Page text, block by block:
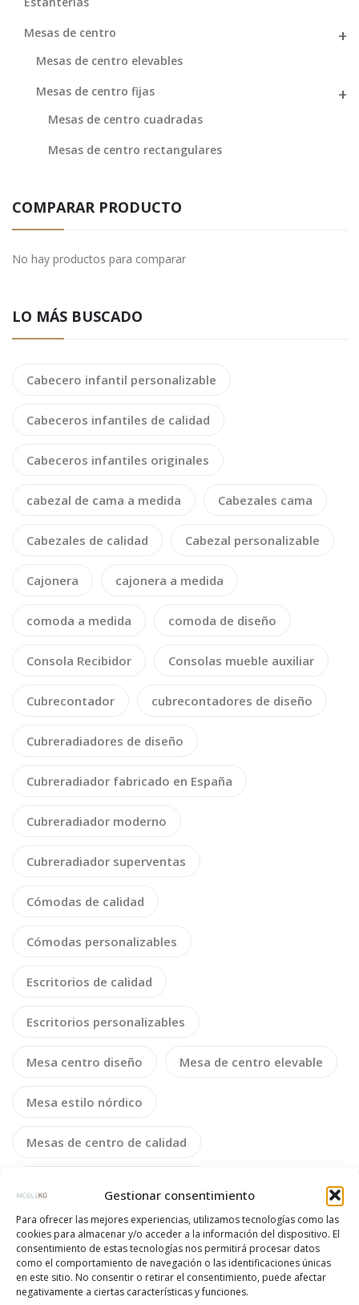
Gestionar consentimiento
Para ofrecer las mejores experiencias, utilizamos tecnologías como las
cookies para almacenar y/o acceder a la información del dispositivo. El
consentimiento de estas tecnologías nos permitirá procesar datos
como el comportamiento de navegación o las identificaciones únicas
en este sitio. No consentir o retirar el consentimiento, puede afectar
negativamente a ciertas características y funciones.
Mesas de centro
Mesas de centro elevables
Mesas de centro fijas
Mesas de centro cuadradas
Mesas de centro rectangulares
COMPARAR PRODUCTO
No hay productos para comparar
LO MÁS BUSCADO
Cabecero infantil personalizable
Cabeceros infantiles de calidad
Cabeceros infantiles originales
cabezal de cama a medida Cabezales cama
Cabezales de calidad Cabezal personalizable
Cajonera cajonera a medida
comoda a medida comoda de diseño
Consola Recibidor Consolas mueble auxiliar
Cubrecontador cubrecontadores de diseño
Cubreradiadores de diseño
Cubreradiador fabricado en España
Cubreradiador moderno
Cubreradiador superventas
Cómodas de calidad
Cómodas personalizables
Escritorios de calidad
Escritorios personalizables
Mesa centro diseño Mesa de centro elevable
Mesa estilo nórdico
Mesas de centro de calidad
Mesas de centro personalizables
mesita de noche mesita de noche a medida